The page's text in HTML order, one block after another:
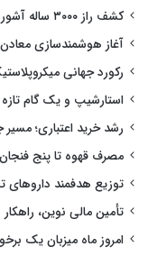
کشف راز ۳۰۰۰ ساله آشوریان
آغاز هوشمندسازی
رکورد جهانی
استارشیپ و یک گام
رشد خرید اعتباری؛ مسیر
مصرف قهوه تا پنج
توزیع هدفمند داروهای
تأمین مالی نوین،
امروز ماه میزبان یک